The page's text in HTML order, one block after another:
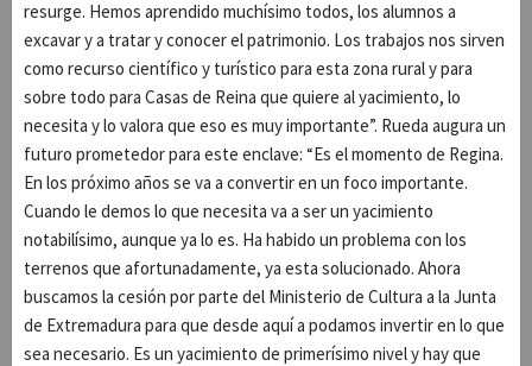
resurge. Hemos aprendido muchísimo todos, los alumnos a
excavar y a tratar y conocer el patrimonio. Los trabajos nos sirven
como recurso científico y turístico para esta zona rural y para
sobre todo para Casas de Reina que quiere al yacimiento, lo
necesita y lo valora que eso es muy importante”. Rueda augura un
futuro prometedor para este enclave: “Es el momento de Regina.
En los próximo años se va a convertir en un foco importante.
Cuando le demos lo que necesita va a ser un yacimiento
notabilísimo, aunque ya lo es. Ha habido un problema con los
terrenos que afortunadamente, ya esta solucionado. Ahora
buscamos la cesión por parte del Ministerio de Cultura a la Junta
de Extremadura para que desde aquí a podamos invertir en lo que
sea necesario. Es un yacimiento de primerísimo nivel y hay que